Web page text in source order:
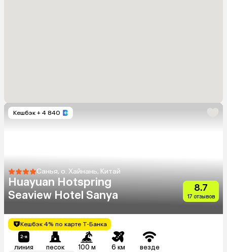
Кешбэк + 4 840
Санья, о. Хайнань, Китай
Huayuan Hotspring
Seaview Hotel Sanya
8.7
17 отзывов
Кешбэк 4% по карте Т-Банка
линия песок 100 м 6 км везде